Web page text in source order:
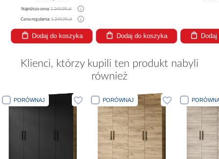
Najniższa cena:1 349,99 zł
Cena regularna:1 349,99 zł
Dodaj do koszyka Dodaj do koszyka
Klienci, którzy kupili ten produkt nabyli
również
PORÓWNAJ PORÓWNAJ